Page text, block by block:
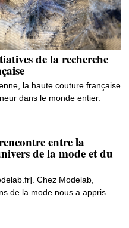
de la recherche
la haute couture française
dans le monde entier.
entre la
de la mode et du
Chez Modelab,
de la mode nous a appris